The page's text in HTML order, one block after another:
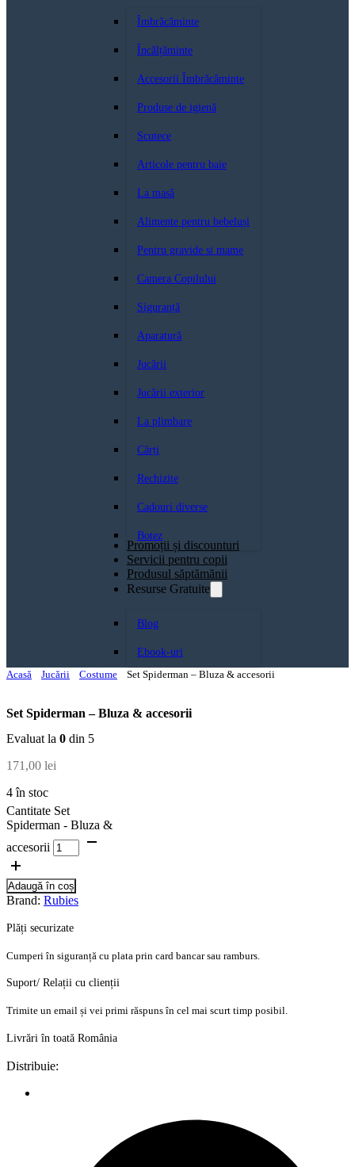
Îmbrăcăminte
Încălțăminte
Accesorii Îmbrăcăminte
Produse de igienă
Scutece
Articole pentru baie
La masă
Alimente pentru bebeluși
Pentru gravide si mame
Camera Copilului
Siguranță
Aparatură
Jucării
Jucării exterior
La plimbare
Cărți
Rechizite
Cadouri diverse
Botez
Promoții și discounturi
Servicii pentru copii
Produsul săptămănii
Resurse Gratuite
Blog
Ebook-uri
Acasă
Jucării Costume Set Spiderman – Bluza & accesorii
Set Spiderman – Bluza & accesorii
Evaluat la 0 din 5
171,00 lei
4 în stoc
Cantitate Set
Spiderman - Bluza &
accesorii
Adaugă în coș
Brand: Rubies
Plăți securizate
Cumperi în siguranță cu plata prin card bancar sau ramburs.
Suport/ Relații cu clienții
Trimite un email și vei primi răspuns în cel mai scurt timp posibil.
Livrări în toată România
Distribuie: